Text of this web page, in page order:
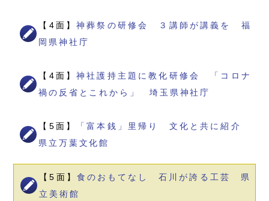
【4面】神葬祭の研修会 ３講師が講義を 福
岡県神社庁
【4面】神社護持主題に教化研修会 「コロナ
禍の反省とこれから」 埼玉県神社庁
【5面】
「富本銭」里帰り 文化と共に紹介
県立万葉文化館
【5面】 食のおもてなし 石川が誇る工芸 県
立美術館